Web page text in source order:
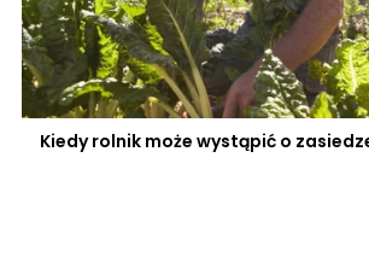
Kiedy rolnik może wystąpić o